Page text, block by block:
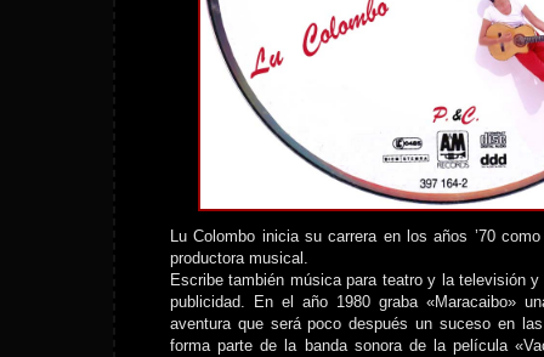
Lu Colombo inicia su carrera en los años ’70
productora musical.
Escribe también música para teatro y la televisión
publicidad. En el año 1980 graba «Maracaibo»
aventura que será poco después un suceso en
forma parte de la banda sonora de la película